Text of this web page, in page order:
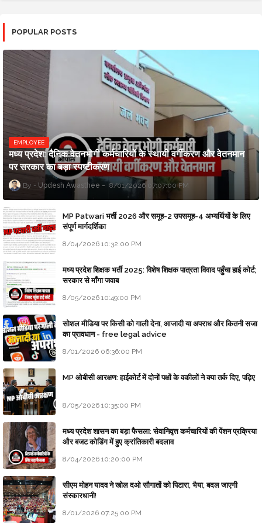
POPULAR POSTS
EMPLOYEE
मध्य प्रदेश: दैनिक वेतनभोगी कर्मचारियों के स्थायी वर्गीकरण और वेतनमान
पर सरकार का बड़ा स्पष्टीकरण
Updesh Awasthee 8/01/2026 07:07:00 PM
MP Patwari भर्ती 2026 और समूह-2 उपसमूह-4 अभ्यर्थियों के लिए
संपूर्ण मार्गदर्शिका
8/04/2026 10:32:00 PM
मध्य प्रदेश शिक्षक भर्ती 2025: विशेष शिक्षक पात्रता विवाद पहुँचा हाई कोर्ट;
सरकार से माँगा जवाब
8/05/2026 10:49:00 PM
सोशल मीडिया पर किसी को गाली देना, आजादी या अपराध और कितनी सजा
का प्रावधान - free legal advice
8/01/2026 06:36:00 PM
MP ओबीसी आरक्षण: हाईकोर्ट में दोनों पक्षों के वकीलों ने क्या तर्क दिए, पढ़िए
8/05/2026 10:35:00 PM
मध्य प्रदेश शासन का बड़ा फैसला: सेवानिवृत्त कर्मचारियों की पेंशन प्रक्रिया
और बजट कोडिंग में हुए क्रांतिकारी बदलाव
8/04/2026 10:20:00 PM
सीएम मोहन यादव ने खोल दओ सौगातों को पिटारा, भैया, बदल जाएगी
संस्कारधानी!
8/01/2026 07:25:00 PM